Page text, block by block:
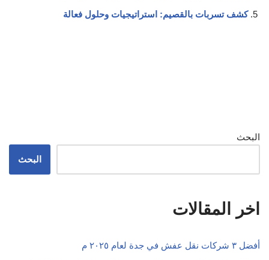
كشف تسربات بالقصيم: استراتيجيات وحلول فعالة
البحث
البحث
اخر المقالات
أفضل ٣ شركات نقل عفش في جدة لعام ٢٠٢٥ م